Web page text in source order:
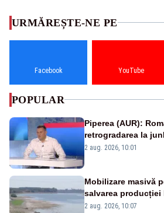
URMĂREȘTE-NE PE
Facebook YouTube
POPULAR
Piperea (AUR):
retrogradarea la
catastrofă pentru
2 aug. 2026, 10:01
Mobilizare masivă
salvarea producției
va detona o stâncă
2 aug. 2026, 10:07